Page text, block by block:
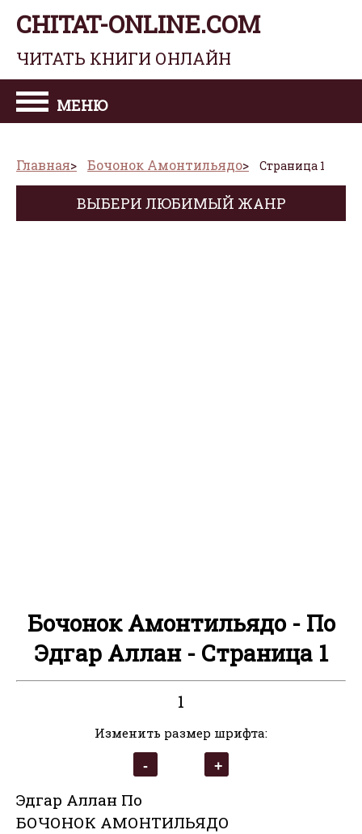
CHITAT-ONLINE.COM
ЧИТАТЬ КНИГИ ОНЛАЙН
МЕНЮ
Главная Бочонок Амонтильядо Страница 1
ВЫБЕРИ ЛЮБИМЫЙ ЖАНР
Бочонок Амонтильядо - По
Эдгар Аллан - Страница 1
1
Изменить размер шрифта:
Эдгар Аллан По
БОЧОНОК АМОНТИЛЬЯДО